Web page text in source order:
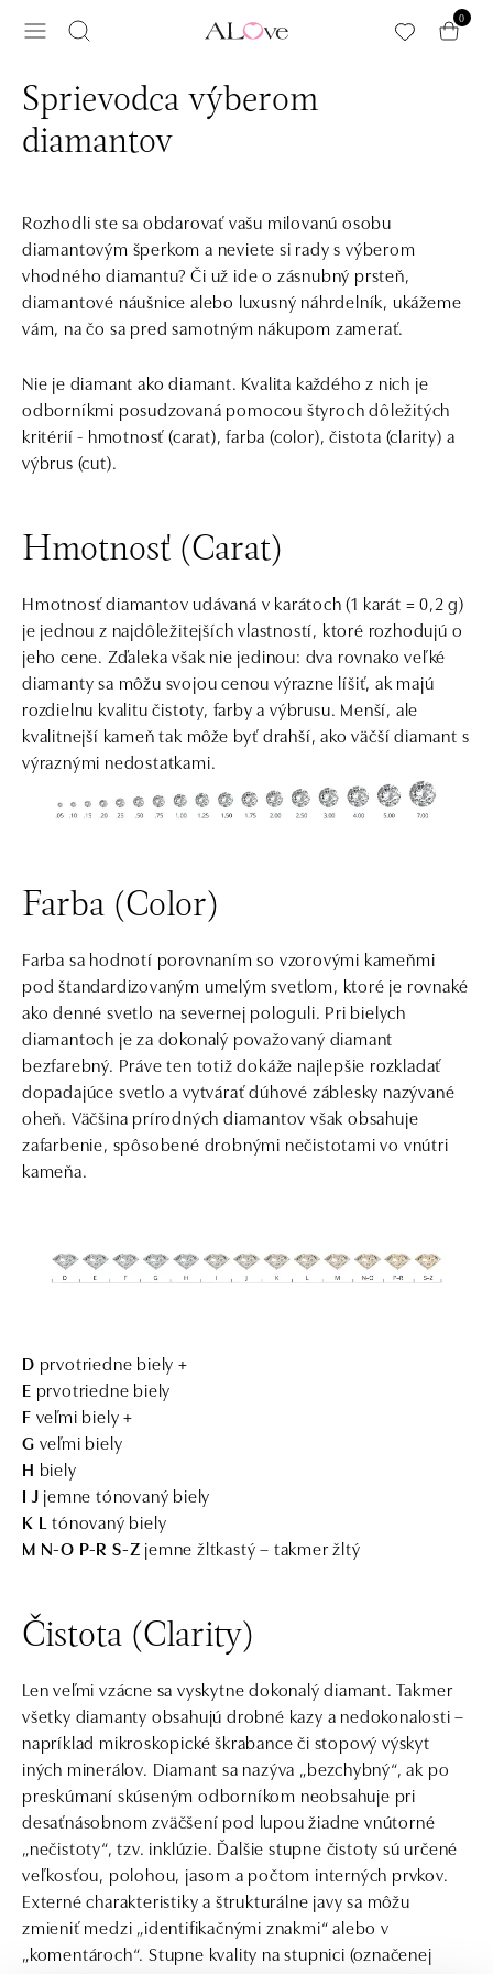
0
Sprievodca výberom
diamantov
Rozhodli ste sa obdarovať vašu milovanú osobu
diamantovým šperkom a neviete si rady s výberom
vhodného diamantu? Či už ide o zásnubný prsteň,
diamantové náušnice alebo luxusný náhrdelník, ukážeme
vám, na čo sa pred samotným nákupom zamerať.
Nie je diamant ako diamant. Kvalita každého z nich je
odborníkmi posudzovaná pomocou štyroch dôležitých
kritérií - hmotnosť (carat), farba (color), čistota (clarity) a
výbrus (cut).
Hmotnosť (Carat)
Hmotnosť diamantov udávaná v karátoch (1 karát = 0,2 g)
je jednou z najdôležitejších vlastností, ktoré rozhodujú o
jeho cene. Zďaleka však nie jedinou: dva rovnako veľké
diamanty sa môžu svojou cenou výrazne líšiť, ak majú
rozdielnu kvalitu čistoty, farby a výbrusu. Menší, ale
kvalitnejší kameň tak môže byť drahší, ako väčší diamant s
výraznými nedostatkami.
Farba (Color)
Farba sa hodnotí porovnaním so vzorovými kameňmi
pod štandardizovaným umelým svetlom, ktoré je rovnaké
ako denné svetlo na severnej pologuli. Pri bielych
diamantoch je za dokonalý považovaný diamant
bezfarebný. Práve ten totiž dokáže najlepšie rozkladať
dopadajúce svetlo a vytvárať dúhové záblesky nazývané
oheň. Väčšina prírodných diamantov však obsahuje
zafarbenie, spôsobené drobnými nečistotami vo vnútri
kameňa.
D prvotriedne biely +
E prvotriedne biely
F veľmi biely +
G veľmi biely
H biely
I J jemne tónovaný biely
K L tónovaný biely
M N-O P-R S-Z jemne žltkastý – takmer žltý
Čistota (Clarity)
Len veľmi vzácne sa vyskytne dokonalý diamant. Takmer
všetky diamanty obsahujú drobné kazy a nedokonalosti –
napríklad mikroskopické škrabance či stopový výskyt
iných minerálov. Diamant sa nazýva „bezchybný“, ak po
preskúmaní skúseným odborníkom neobsahuje pri
desaťnásobnom zväčšení pod lupou žiadne vnútorné
„nečistoty“, tzv. inklúzie. Ďalšie stupne čistoty sú určené
veľkosťou, polohou, jasom a počtom interných prvkov.
Externé charakteristiky a štrukturálne javy sa môžu
zmieniť medzi „identifikačnými znakmi“ alebo v
„komentároch“. Stupne kvality na stupnici (označenej